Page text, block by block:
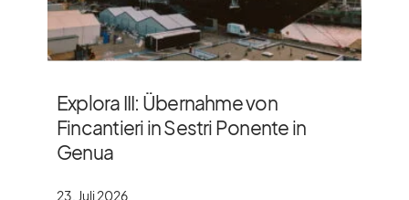
Explora III: Übernahme von
Fincantieri in Sestri Ponente in
Genua
23. Juli 2026